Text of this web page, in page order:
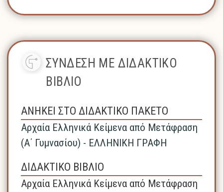
ΣΥΝΔΕΣΗ ΜΕ ΔΙΔΑΚΤΙΚΟ
ΒΙΒΛΙΟ
ΑΝΗΚΕΙ ΣΤΟ ΔΙΔΑΚΤΙΚΟ ΠΑΚΕΤΟ
Αρχαία Ελληνικά Κείμενα από Μετάφραση
(Α΄ Γυμνασίου) - ΕΛΛΗΝΙΚΗ ΓΡΑΦΗ
ΔΙΔΑΚΤΙΚΟ ΒΙΒΛΙΟ
Αρχαία Ελληνικά Κείμενα από Μετάφραση